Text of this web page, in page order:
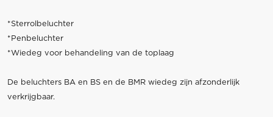
*Sterrolbeluchter
*Penbeluchter
*Wiedeg voor behandeling van de toplaag
De beluchters BA en BS en de BMR wiedeg zijn afzonderlijk
verkrijgbaar.